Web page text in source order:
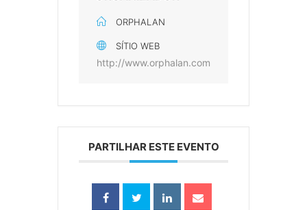
ORPHALAN
SÍTIO WEB
http://www.orphalan.com
PARTILHAR ESTE EVENTO